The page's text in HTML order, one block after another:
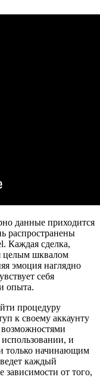
данные приходится
распространены
Каждая сделка,
целым шквалом
эмоция наглядно
себя
опыта.
процедуру
к своему аккаунту
и
только начинающим
каждый
от того,